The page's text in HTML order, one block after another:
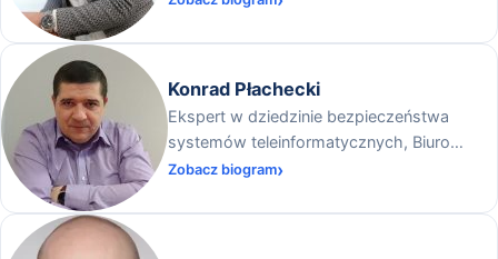
Konrad Płachecki
Ekspert w dziedzinie bezpieczeństwa
systemów teleinformatycznych, Biuro
Informacji Kredytowej
Zobacz biogram